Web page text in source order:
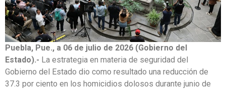
Puebla, Pue., a 06 de julio de 2026 (Gobierno del
Estado).- La estrategia en materia de seguridad del
Gobierno del Estado dio como resultado una reducción de
37.3 por ciento en los homicidios dolosos durante junio de